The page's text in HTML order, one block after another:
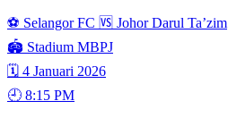
⚽️ Selangor FC 🆚️ Johor Darul Ta’zim
🏟️ Stadium MBPJ
🗓️ 4 Januari 2026
🕘 8:15 PM